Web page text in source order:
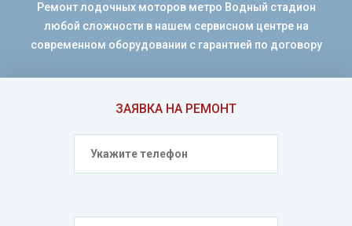
ЗАЯВКА НА РЕМОНТ
Ремонт лодочных моторов метро Водный стадион
любой сложности в нашем сервисном центре на
современном оборудовании с гарантией по договору